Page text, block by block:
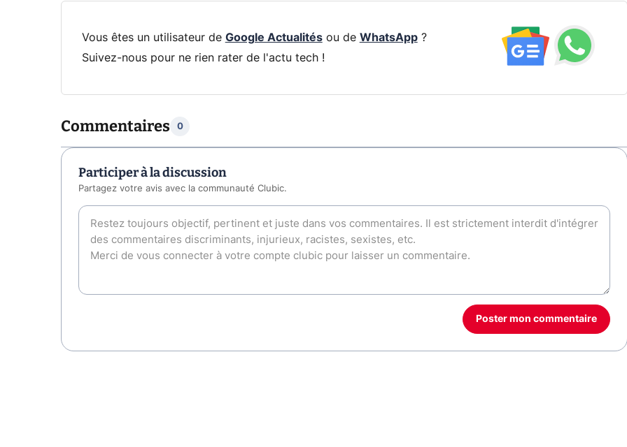
Vous êtes un utilisateur de Google Actualitésou de WhatsApp?
Suivez-nous pour ne rien rater de l'actu tech !
Commentaires 0
Participer à la discussion
Partagez votre avis avec la communauté Clubic.
Poster mon commentaire